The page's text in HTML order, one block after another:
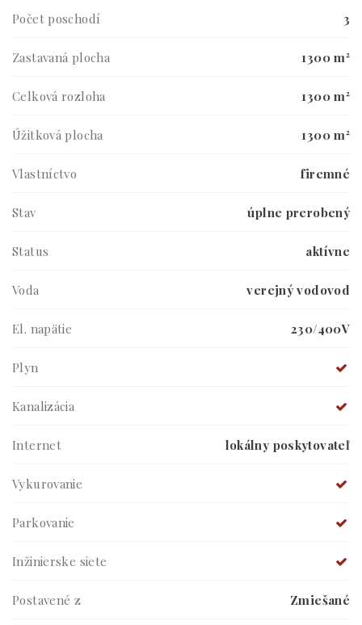
Počet poschodí 3
Zastavaná plocha 1300 m²
Celková rozloha 1300 m²
Úžitková plocha 1300 m²
Vlastníctvo firemné
Stav úplne prerobený
Status aktívne
Voda verejný vodovod
El. napätie 230/400V
Plyn
Kanalizácia
Internet lokálny poskytovateľ
Vykurovanie
Parkovanie
Inžinierske siete
Postavené z Zmiešané